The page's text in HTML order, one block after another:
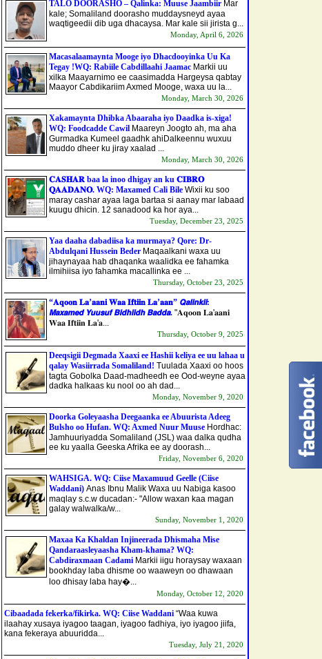
TALO DOORASHO – Qalinka: Muuse Jaambiir Mar
kale; Somaliland doorasho muddaysneyd ayaa
waqtigeedii dib uga dhacaysa. Mar kale sii jirista g...
Monday, April 6, 2026
Macasalaamaynta Mooge iyo Dhacdooyinka Uu Ka
Tegay !WQ: Rabiile Cabdillaahi Jaamac Markii uu
xilka Maayarnimo ee caasimadda Hargeysa qabtay
Maayor Cabdikariim Axmed Mooge, waxa uu la...
Monday, March 30, 2026
Xakamaynta Dhibka Abaaraha iyo Daadka is-xiga!
WQ: Foodcadde Cawil Maareyn Joogto ah, ma aha
Gurmadka Kumeel gaadhk ahi​Dalkeennu wuxuu
muddo dheer ku jiray xaalad ...
Monday, March 30, 2026
𝐂𝐀𝐒𝐇𝐀𝐑 baa la inoo dhigay an ku 𝐂𝐈𝐁𝐑𝐎
𝐐𝐀𝐀𝐃𝐀𝐍𝐎. WQ: Maxamed Cali Bile Wixii ku soo
maray cashar ayaa laga bartaa si aanay mar labaad
kuugu dhicin. 12 sanadood ka hor aya...
Tuesday, December 23, 2025
Yaa daaha dabadiisa ka murmaya? Qore: Dr-
Abdulqani Hussein Beder Maqaalkani waxa uu
jihaynayaa hab dhaqanka waalidka ee fahamka
ilmihiisa iyo fahamka macallinka ee ...
Thursday, October 23, 2025
“𝐀𝐪𝐨𝐨𝐧 𝐋𝐚’𝐚𝐚𝐧𝐢 𝐖𝐚𝐚 𝐈𝐟𝐭𝐢𝐢𝐧 𝐋𝐚’𝐚𝐚𝐧” 𝙌𝙖𝙡𝙞𝙣𝙠𝙞𝙞:
𝙈𝙖𝙭𝙖𝙢𝙚𝙙 𝙔𝙪𝙪𝙨𝙪𝙛 𝘽𝙞𝙙𝙝𝙞𝙞𝙙𝙝 𝘽𝙖𝙙𝙙𝙖. "𝐀𝐪𝐨𝐨𝐧 𝐋𝐚'𝐚𝐚𝐧𝐢
𝐖𝐚𝐚 𝐈𝐟𝐭𝐢𝐢𝐧 𝐋𝐚'𝐚...
Thursday, October 9, 2025
Deeqsigii Degmada Xaaxi ee Hashii keliya ee uu lahaa u
qalay Wasiirrada Somaliland! Tuulada Xaaxi oo hoos
tagta Gobolka Daad-madheedh ee Ood-weyne ayaa
dadka halkaas ku nool oo ah dad...
Monday, November 9, 2020
Doorka Goleyaasha Deegaanka ee Abuurista Adeeg
Bulsho oo Hufan. WQ: Axmed Nuur Muuse Hordhac:
Jamhuuriyadda Somaliland (JSL) waa dalka qudha
ee ku yaalla Geeska Afrika ee ay doorash...
Friday, November 6, 2020
WAHSIGA. WQ: Ciise Maxamuud Geelle (Ciise
Waddani) Anas Ibnu Malik Waxa uu Nabiga kasoo
maqlay s.c.w ducadan:- "Allow waxan kaa magan
galay walwalka/w...
Sunday, November 1, 2020
Maxaa Ka Khaldan Injineerada Dhismaha Mise
Qandaraasleyaasha Kham-khama? WQ:
Cabdiraxmaan Cadami Markii iigu horaysay waxaan
bookhday laba dhisme oo waaweyn oo dhawaan
loo dhisay laba hay�...
Monday, October 12, 2020
Cibaadada fekerka/fikirka. WQ: Ciise Waddani “Waa kuwa
ilaahay xusaya iyagoo taagan, iyagoo fadhiya, iyo iyagoo jiifa,
kana fekeraya abuuridda...
Tuesday, July 21, 2020